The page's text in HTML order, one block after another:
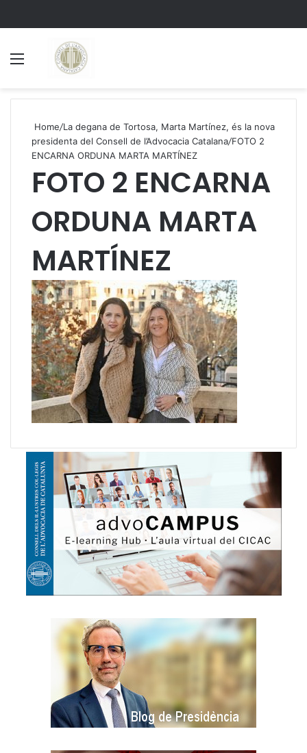
Home/La degana de Tortosa, Marta Martínez, és la nova
presidenta del Consell de l’Advocacia Catalana/FOTO 2
ENCARNA ORDUNA MARTA MARTÍNEZ
FOTO 2 ENCARNA
ORDUNA MARTA
MARTÍNEZ